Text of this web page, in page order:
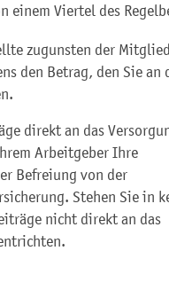
einem Viertel des
zugunsten der
den Betrag, den Sie an
direkt an das
Arbeitgeber Ihre
Befreiung von der
Stehen Sie in
nicht direkt an das